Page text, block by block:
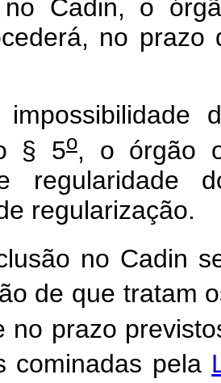
Cadin, o
no
§ 5o, o órgão
regularidade
regularização.
no Cadin
de que tratam
no prazo
cominadas pela